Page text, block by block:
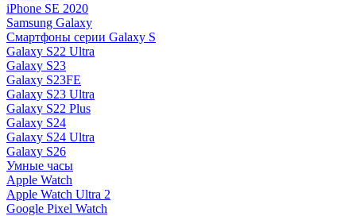
iPhone SE 2020
Samsung Galaxy
Смартфоны серии Galaxy S
Galaxy S22 Ultra
Galaxy S23
Galaxy S23FE
Galaxy S23 Ultra
Galaxy S22 Plus
Galaxy S24
Galaxy S24 Ultra
Galaxy S26
Умные часы
Apple Watch
Apple Watch Ultra 2
Google Pixel Watch